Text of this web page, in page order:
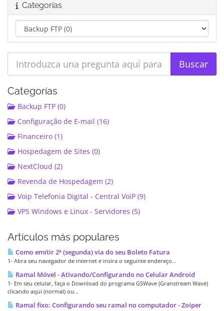
Categorías
Categorías
Backup FTP (0)
Configuração de E-mail (16)
Financeiro (1)
Hospedagem de Sites (0)
NextCloud (2)
Revenda de Hospedagem (2)
Voip Telefonia Digital - Central VoiP (9)
VPS Windows e Linux - Servidores (5)
Artículos más populares
Como emitir 2ª (segunda) via do seu Boleto Fatura
1- Abra seu navegador de internet e insira o seguinte endereço...
Ramal Móvel - Ativando/Configurando no Celular Android
1- Em seu celular, faça o Download do programa GSWave (Granstream Wave)
clicando aqui (normal) ou...
Ramal fixo: Configurando seu ramal no computador - Zoiper